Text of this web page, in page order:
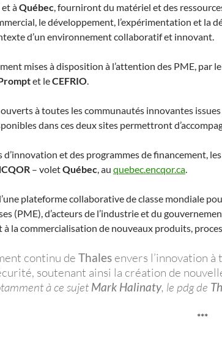
et àQuébec, fourniront du matériel et des
le développement, l’expérimentation et
d’un environnement collaboratif et innovant.
mises à disposition à l’attention des PME, par
et leCEFRIO.
à toutes les communautés innovantes issues
dans ces deux sites permettront
et des programmes de financement,
– voletQuébec, au quebec.encqor.ca.
plateforme collaborative de classe mondiale
(PME), d’acteurs de l’industrie et du
la commercialisation de nouveaux produits,
continu de Thales envers l’innovation
soutenant ainsi la création de
à ce sujet Mark Halinaty, le pdg de
***